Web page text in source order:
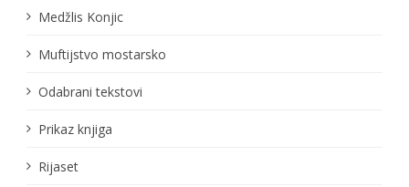
Medžlis Konjic
Muftijstvo mostarsko
Odabrani tekstovi
Prikaz knjiga
Rijaset